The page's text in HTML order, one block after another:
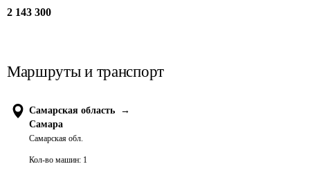
2 143 300
Маршруты и транспорт
Самарская область
→
Самара
Самарская обл.
Кол-во машин: 1